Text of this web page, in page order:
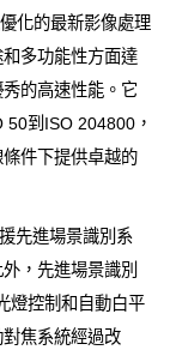
化的最新影像處理
多功能性方面達
的高速性能。它
到ISO 204800，
件下提供卓越的
先進場景識別系
，先進場景識別
燈控制和自動白平
焦系統經過改